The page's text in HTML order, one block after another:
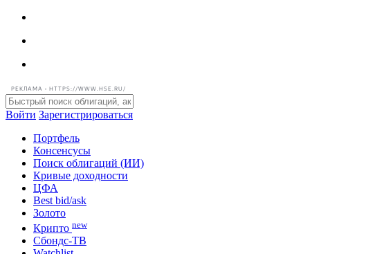
РЕКЛАМА • HTTPS://WWW.HSE.RU/
Войти Зарегистрироваться
Портфель
Консенсусы
Поиск облигаций (ИИ)
Кривые доходности
ЦФА
Best bid/ask